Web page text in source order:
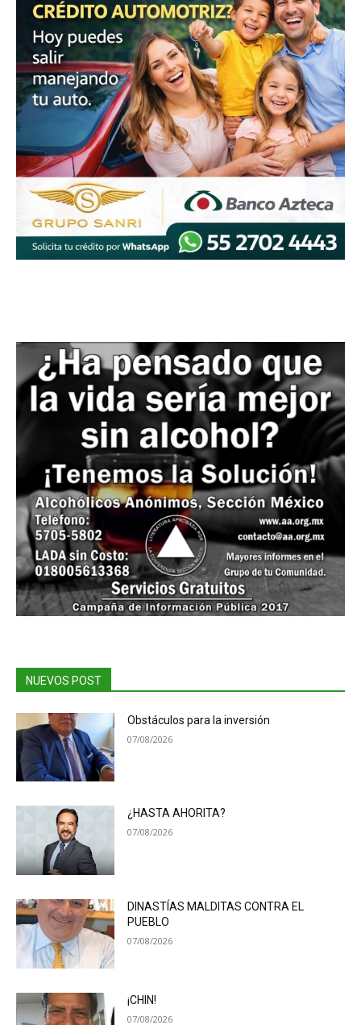
NUEVOS POST
Obstáculos para la inversión
07/08/2026
¿HASTA AHORITA?
07/08/2026
DINASTÍAS MALDITAS CONTRA EL
PUEBLO
07/08/2026
¡CHIN!
07/08/2026